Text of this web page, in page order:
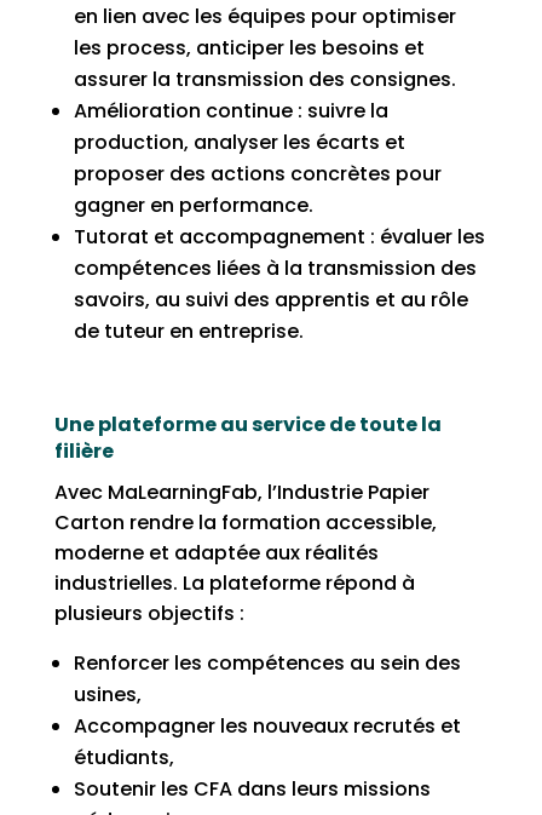
en lien avec les équipes pour optimiser
les process, anticiper les besoins et
assurer la transmission des consignes.
Amélioration continue : suivre la
production, analyser les écarts et
proposer des actions concrètes pour
gagner en performance.
Tutorat et accompagnement : évaluer les
compétences liées à la transmission des
savoirs, au suivi des apprentis et au rôle
de tuteur en entreprise.
Une plateforme au service de toute la
filière
Avec MaLearningFab, l’Industrie Papier
Carton rendre la formation accessible,
moderne et adaptée aux réalités
industrielles. La plateforme répond à
plusieurs objectifs :
Renforcer les compétences au sein des
usines,
Accompagner les nouveaux recrutés et
étudiants,
Soutenir les CFA dans leurs missions